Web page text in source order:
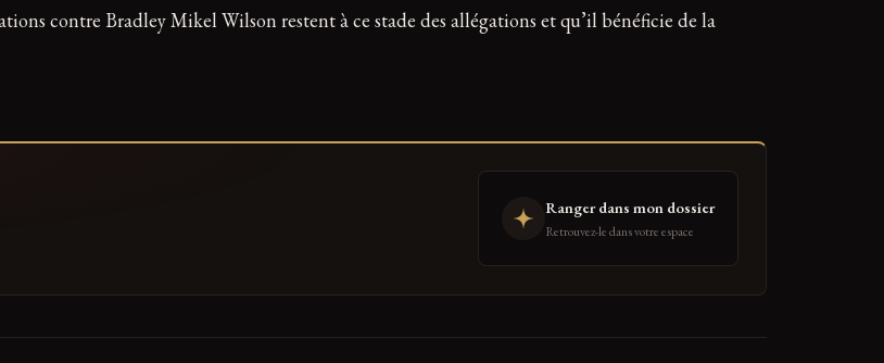
contre Bradley Mikel Wilson restent à ce stade des allégations et qu’il bénéficie de la
Ranger dans mon dossier
Retrouvez-le dans votre espace